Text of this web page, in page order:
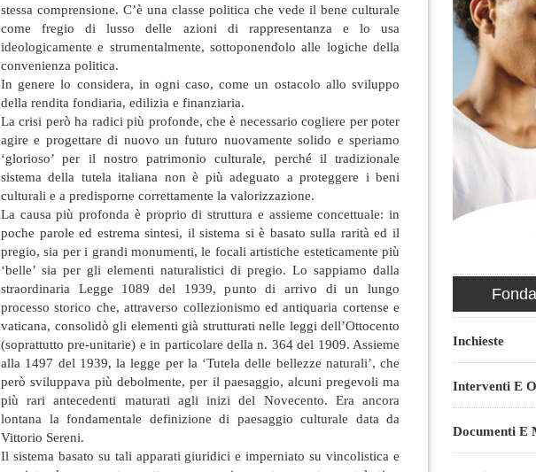
stessa comprensione. C’è una classe politica che vede il bene culturale
come fregio di lusso delle azioni di rappresentanza e lo usa
ideologicamente e strumentalmente, sottoponendolo alle logiche della
convenienza politica.
In genere lo considera, in ogni caso, come un ostacolo allo sviluppo
della rendita fondiaria, edilizia e finanziaria.
La crisi però ha radici più profonde, che è necessario cogliere per poter
agire e progettare di nuovo un futuro nuovamente solido e speriamo
‘glorioso’ per il nostro patrimonio culturale, perché il tradizionale
sistema della tutela italiana non è più adeguato a proteggere i beni
culturali e a predisporne correttamente la valorizzazione.
La causa più profonda è proprio di struttura e assieme concettuale: in
poche parole ed estrema sintesi, il sistema si è basato sulla rarità ed il
pregio, sia per i grandi monumenti, le focali artistiche esteticamente più
‘belle’ sia per gli elementi naturalistici di pregio. Lo sappiamo dalla
straordinaria Legge 1089 del 1939, punto di arrivo di un lungo
processo storico che, attraverso collezionismo ed antiquaria cortense e
vaticana, consolidò gli elementi già strutturati nelle leggi dell’Ottocento
(soprattutto pre-unitarie) e in particolare della n. 364 del 1909. Assieme
alla 1497 del 1939, la legge per la ‘Tutela delle bellezze naturali’, che
però sviluppava più debolmente, per il paesaggio, alcuni pregevoli ma
più rari antecedenti maturati agli inizi del Novecento. Era ancora
lontana la fondamentale definizione di paesaggio culturale data da
Vittorio Sereni.
Il sistema basato su tali apparati giuridici e imperniato su vincolistica e
Inchieste
Interventi E
Documenti E